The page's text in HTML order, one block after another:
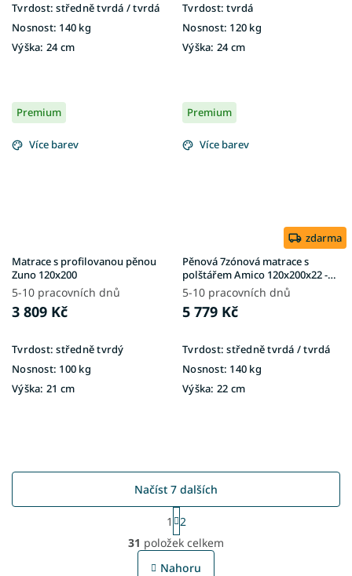
Tvrdost:středně tvrdá / tvrdá
Nosnost: 140 kg
Výška: 24 cm
Tvrdost: tvrdá
Nosnost: 120 kg
Výška: 24 cm
Premium
Více barev
Matrace s profilovanou pěnou
Zuno 120x200
5-10 pracovních dnů
3 809 Kč
Tvrdost: středně tvrdý
Nosnost: 100 kg
Výška: 21 cm
Premium
Více barev
zdarma
Pěnová 7zónová matrace s
polštářem Amico 120x200x22 -
potah Silver
5-10 pracovních dnů
5 779 Kč
Tvrdost: středně tvrdá / tvrdá
Nosnost: 140 kg
Výška: 22 cm
O
v
l
Načíst 7 dalších
S
t
r
á
n
1
2
31 položek celkem
Nahoru